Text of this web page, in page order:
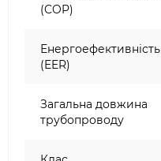
(COP)
Енергоефективність
(EER)
Загальна довжина
трубопроводу